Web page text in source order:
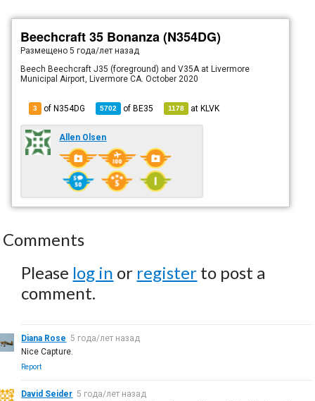
Beechcraft 35 Bonanza (N354DG)
Размещено5 года/лет назад
Beech Beechcraft J35 (foreground) and V35A at Livermore
Municipal Airport, Livermore CA. October 2020
3 of N354DG 5702 ofBE35 1178 atKLVK
Allen Olsen
Comments
Please log in or register to post a
comment.
Diana Rose 5 года/лет назад
Nice Capture.
Report
David Seider 5 года/лет назад